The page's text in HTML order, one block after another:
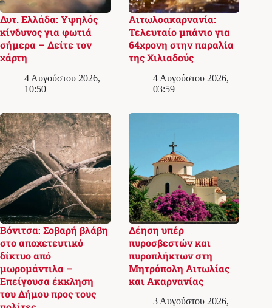
Δυτ. Ελλάδα: Υψηλός
κίνδυνος για φωτιά
σήμερα – Δείτε τον
χάρτη
4 Αυγούστου 2026,
10:50
Αιτωλοακαρνανία:
Τελευταίο μπάνιο για
64χρονη στην παραλία
της Χιλιαδούς
4 Αυγούστου 2026,
03:59
Βόνιτσα: Σοβαρή βλάβη
στο αποχετευτικό
δίκτυο από
μωρομάντιλα –
Επείγουσα έκκληση
του Δήμου προς τους
Δέηση υπέρ
πυροσβεστών και
πυροπλήκτων στη
Μητρόπολη Αιτωλίας
και Ακαρνανίας
3 Αυγούστου 2026,